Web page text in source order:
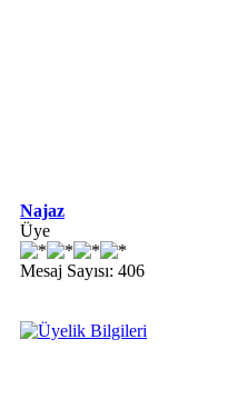
Najaz
Üye
Mesaj Sayısı: 406